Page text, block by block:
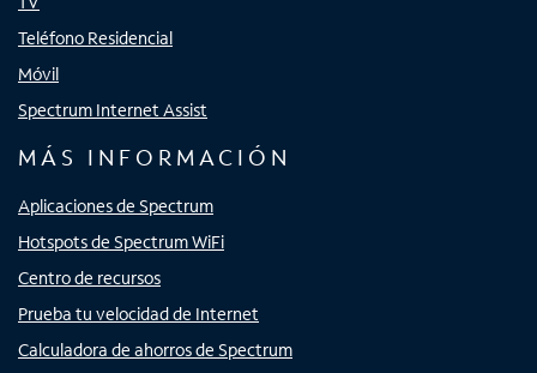
Teléfono Residencial
Móvil
Spectrum Internet Assist
MÁS INFORMACIÓN
Aplicaciones de Spectrum
Hotspots de Spectrum WiFi
Centro de recursos
Prueba tu velocidad de Internet
Calculadora de ahorros de Spectrum